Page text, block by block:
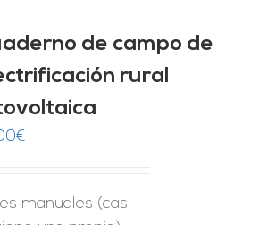
de campo de
rural
€
manuales (casi